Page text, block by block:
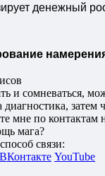
денежный
и сомневаться,
затем
мне по контактам
мага?
связи:
ВКонтакте YouTube